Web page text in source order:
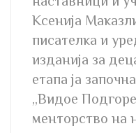
Ксенија
писателка и
изданија за
етапа ја
,,Видое
менторство на